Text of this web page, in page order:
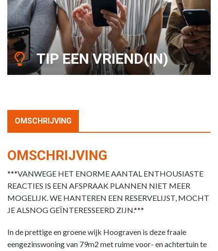
TIP EEN VRIEND(IN)
OMSCHRIJVING
OMSCHRIJVING
***VANWEGE HET ENORME AANTAL ENTHOUSIASTE
REACTIES IS EEN AFSPRAAK PLANNEN NIET MEER
MOGELIJK. WE HANTEREN EEN RESERVELIJST, MOCHT
JE ALSNOG GEÏNTERESSEERD ZIJN.***
In de prettige en groene wijk Hoograven is deze fraaie
eengezinswoning van 79m2 met ruime voor- en achtertuin te